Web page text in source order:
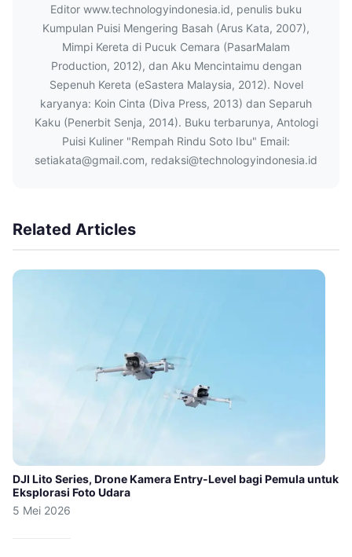
Editor www.technologyindonesia.id, penulis buku
Kumpulan Puisi Mengering Basah (Arus Kata, 2007),
Mimpi Kereta di Pucuk Cemara (PasarMalam
Production, 2012), dan Aku Mencintaimu dengan
Sepenuh Kereta (eSastera Malaysia, 2012). Novel
karyanya: Koin Cinta (Diva Press, 2013) dan Separuh
Kaku (Penerbit Senja, 2014). Buku terbarunya, Antologi
Puisi Kuliner "Rempah Rindu Soto Ibu" Email:
setiakata@gmail.com, redaksi@technologyindonesia.id
Related Articles
DJI Lito Series, Drone Kamera Entry-Level bagi Pemula untuk
Eksplorasi Foto Udara
5 Mei 2026